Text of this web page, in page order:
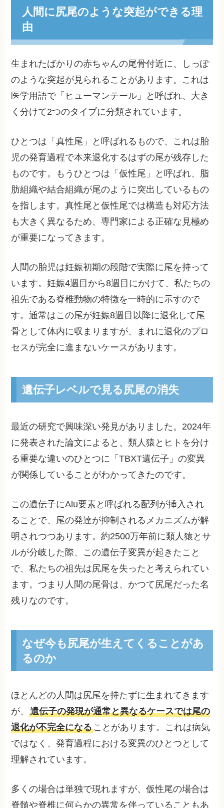
人間に尻尾のような突起ができる理
由
生まれたばかりの赤ちゃんの尾骨付近に、しっぽ
のような突起が見られることがあります。これは
医学用語で「ヒューマンテール」と呼ばれ、大き
く分けて2つのタイプに分類されています。
ひとつは「真性尾」と呼ばれるもので、これは胎
児の発育過程で本来退化するはずの尾が残存した
ものです。もうひとつは「仮性尾」と呼ばれ、脂
肪組織や結合組織が尾のように突出しているもの
を指します。真性尾と仮性尾では構造も対応方法
も大きく異なるため、専門家による正確な見極め
が重要になってきます。
人間の胎児は妊娠初期の段階で実際に尾を持って
います。妊娠4週目から8週目にかけて、私たちの
祖先である脊椎動物の特徴を一時的に示すので
す。通常はこの尾が妊娠8週目以降に退化して尾
骨として体内に収まりますが、まれに退化のプロ
セスが完全に進まないケースがあります。
遺伝子レベルで見る尻尾の消失
最近の研究で興味深い発見がありました。2024年
に発表された論文によると、類人猿とヒトを分け
る重要な違いのひとつに「TBXT遺伝子」の変異
が関係していることがわかってきたのです。
この遺伝子にAlu要素と呼ばれる配列が挿入され
ることで、尾の発達が抑制されるメカニズムが解
明されつつあります。約2500万年前に類人猿とサ
ルが分岐した際、この遺伝子変異が起きたこと
で、私たちの祖先は尻尾を失ったと考えられてい
ます。つまり人間の尾骨は、かつて尻尾だった名
残りなのです。
なぜ今も尻尾が生えてくることがあ
るのか
ほとんどの人間は尻尾を持たずに生まれてきます
が、遺伝子の発現が通常と異なるケースでは尾の
退化が不完全になることがあります。これは病気
ではなく、発育過程における変異のひとつとして
理解されています。
多くの場合は単独で現れますが、仮性尾の場合は
脊髄や脊椎に何らかの異常を伴っていることもあ